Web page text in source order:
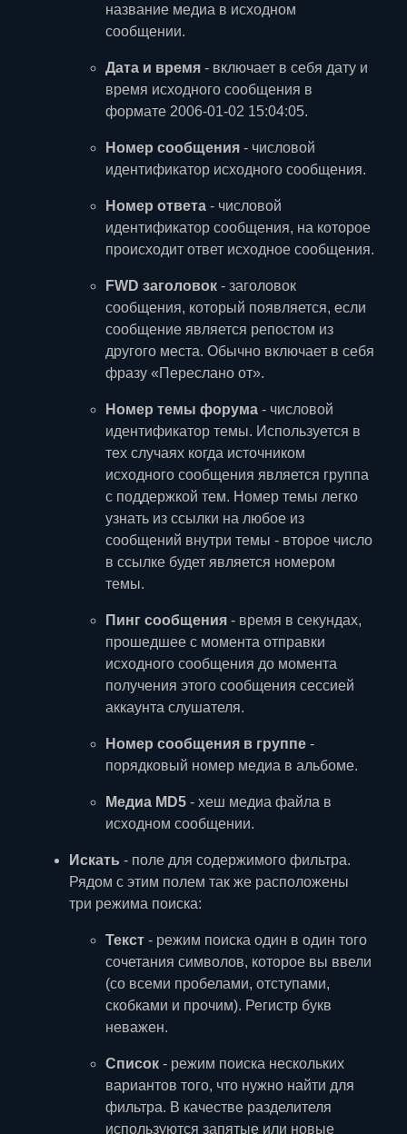
название медиа в исходном
сообщении.
Дата и время - включает в себя дату и
время исходного сообщения в
формате 2006-01-02 15:04:05.
Номер сообщения - числовой
идентификатор исходного сообщения.
Номер ответа - числовой
идентификатор сообщения, на которое
происходит ответ исходное сообщения.
FWD заголовок - заголовок
сообщения, который появляется, если
сообщение является репостом из
другого места. Обычно включает в себя
фразу «Переслано от».
Номер темы форума - числовой
идентификатор темы. Используется в
тех случаях когда источником
исходного сообщения является группа
с поддержкой тем. Номер темы легко
узнать из ссылки на любое из
сообщений внутри темы - второе число
в ссылке будет является номером
темы.
Пинг сообщения - время в секундах,
прошедшее с момента отправки
исходного сообщения до момента
получения этого сообщения сессией
аккаунта слушателя.
Номер сообщения в группе -
порядковый номер медиа в альбоме.
Медиа MD5 - хеш медиа файла в
исходном сообщении.
Искать - поле для содержимого фильтра.
Рядом с этим полем так же расположены
три режима поиска:
Текст - режим поиска один в один того
сочетания символов, которое вы ввели
(со всеми пробелами, отступами,
скобками и прочим). Регистр букв
неважен.
Список - режим поиска нескольких
вариантов того, что нужно найти для
фильтра. В качестве разделителя
используются запятые или новые